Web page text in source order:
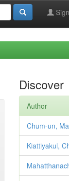
Discover
Author
Chum-un,
Kiattiyakul,